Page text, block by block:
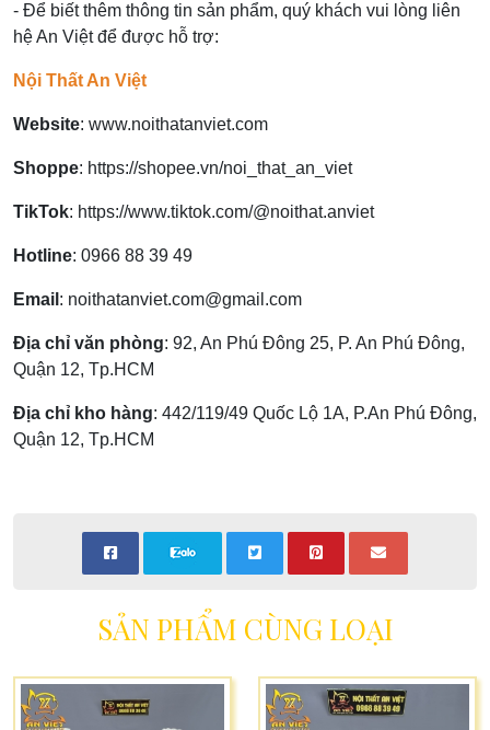
- Để biết thêm thông tin sản phẩm, quý khách vui lòng liên
hệ An Việt để được hỗ trợ:
Nội Thất An Việt
Website: www.noithatanviet.com
Shoppe: https://shopee.vn/noi_that_an_viet
TikTok: https://www.tiktok.com/@noithat.anviet
Hotline: 0966 88 39 49
Email : noithatanviet.com@gmail.com
Địa chỉ văn phòng: 92, An Phú Đông 25, P. An Phú Đông,
Quận 12, Tp.HCM
Địa chỉ kho hàng: 442/119/49 Quốc Lộ 1A, P.An Phú Đông,
Quận 12, Tp.HCM
SẢN PHẨM CÙNG LOẠI